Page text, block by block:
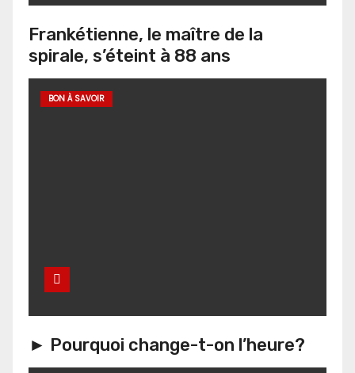
Frankétienne, le maître de la
spirale, s’éteint à 88 ans
BON À SAVOIR
► Pourquoi change-t-on l’heure?